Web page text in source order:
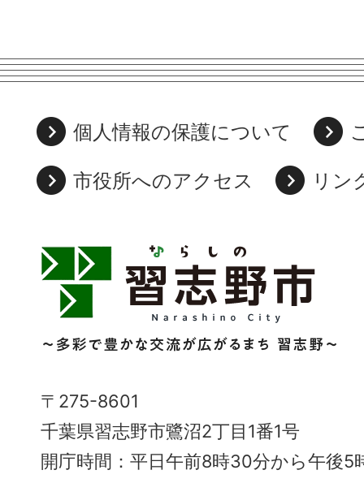
個人情報の保護について
市役所へのアクセス
リン
習
志
野
市
Narashino
City
～
〒275-8601
千葉県習志野市鷺沼2丁目1番1号
開庁時間：平日午前8時30分から午後5